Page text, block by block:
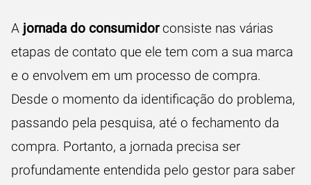
A jornada do consumidorconsiste nas várias
etapas de contato que ele tem com a sua marca
e o envolvem em um processo de compra.
Desde o momento da identificação do problema,
passando pela pesquisa, até o fechamento da
compra. Portanto, a jornada precisa ser
profundamente entendida pelo gestor para saber